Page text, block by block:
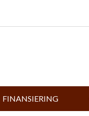
FINANSIERING